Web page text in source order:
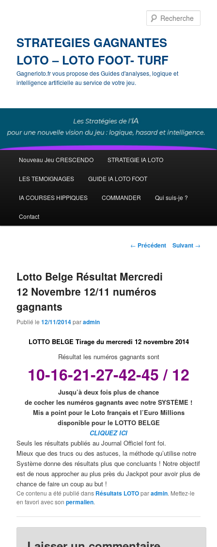
STRATEGIES GAGNANTES
LOTO – LOTO FOOT- TURF
Gagnerloto.fr vous propose des Guides d'analyses, logique et
intelligence artificielle au service de votre jeu.
principal
Aller
au
contenu
Nouveau Jeu CRESCENDO STRATEGIE IA LOTO
LES TEMOIGNAGES GUIDE IA LOTO FOOT
IA COURSES HIPPIQUES COMMANDER Qui suis-je ?
Contact
Navigation
← Précédent Suivant →
Lotto Belge Résultat Mercredi
12 Novembre 12/11 numéros
gagnants
Publié le12/11/2014paradmin
LOTTO BELGE Tirage du mercredi 12 novembre 2014
Résultat les numéros gagnants sont
10-16-21-27-42-45 / 12
Jusqu’à deux fois plus de chance
de cocher les numéros gagnants avec notre SYSTÈME !
Mis a point pour le Loto français et l’Euro Millions
disponible pour le LOTTO BELGE
CLIQUEZ ICI
Seuls les résultats publiés au Journal Officiel font foi.
Mieux que des trucs ou des astuces, la méthode qu’utilise notre
Système donne des résultats plus que concluants ! Notre objectif
est de nous approcher au plus près du Jackpot pour avoir plus de
chance de faire un coup au but !
Ce contenu a été publié dans Résultats LOTOparadmin. Mettez-le
en favori avec sonpermalien.